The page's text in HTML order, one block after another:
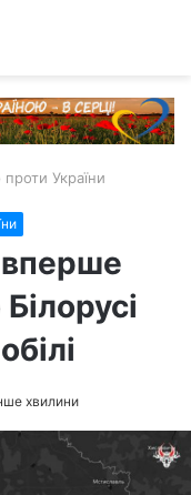
проти України
хвилини